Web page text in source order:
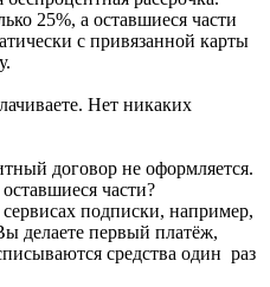
25%, а оставшиеся части
с привязанной карты
Нет никаких
договор не оформляется.
части?
подписки, например,
делаете первый платёж,
средства один раз